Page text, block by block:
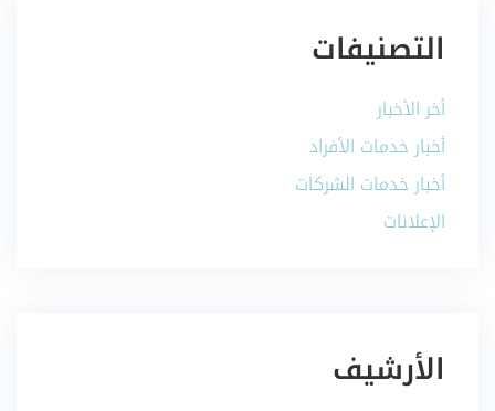
التصنيفات
أخر الأخبار
أخبار خدمات الأفراد
أخبار خدمات الشركات
الإعلانات
الأرشيف